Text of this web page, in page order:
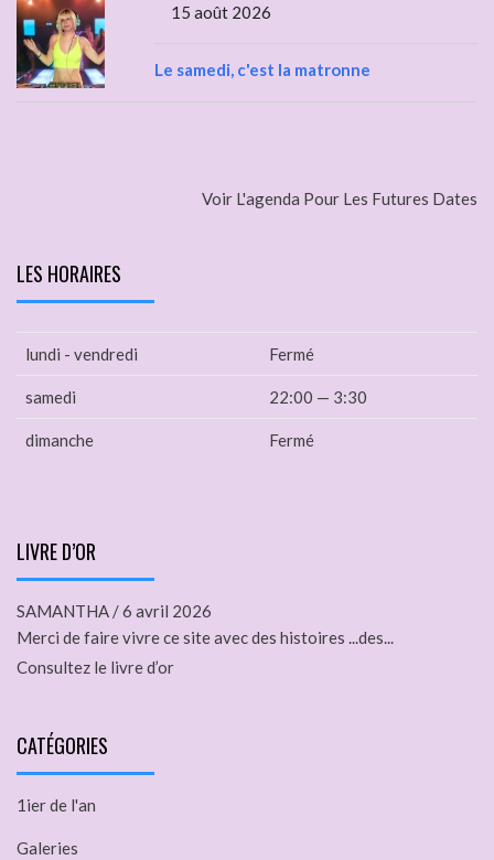
15 août 2026
Le samedi, c'est la matronne
Voir L'agenda Pour Les Futures Dates
LES HORAIRES
lundi - vendredi Fermé
samedi 22:00 — 3:30
dimanche Fermé
LIVRE D’OR
SAMANTHA /6 avril 2026
Merci de faire vivre ce site avec des histoires ...des...
Consultez le livre d’or
CATÉGORIES
1ier de l'an
Galeries